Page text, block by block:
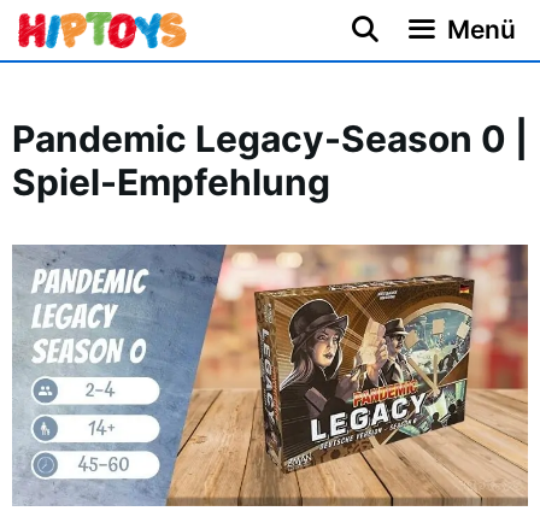
Zum
Inhalt
Menü
Pandemic Legacy-Season 0 |
Spiel-Empfehlung